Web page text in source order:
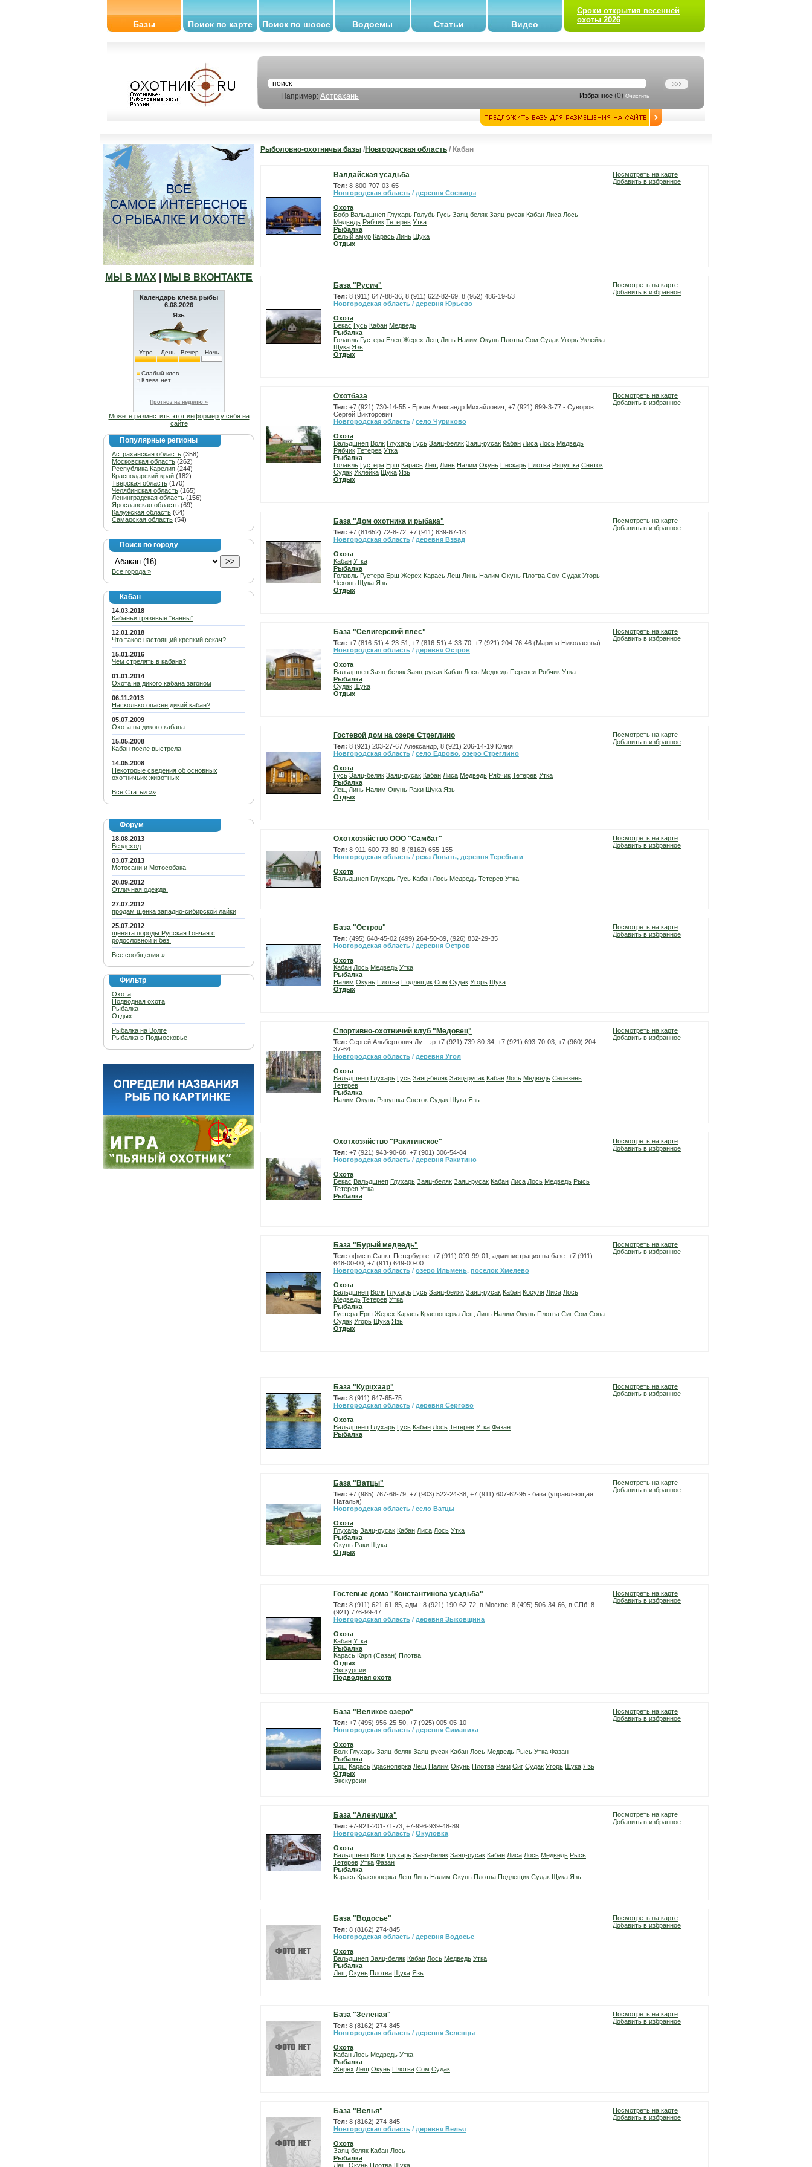
Базы Поиск по карте Поиск по шоссе Водоемы Статьи Видео
Сроки открытия весенней
охоты 2026
Например: Астрахань Избранное (0) Очистить
МЫ В МАХ МЫ В ВКОНТАКТЕ
Календарь клева рыбы
6.08.2026
Язь
Утро День Вечер Ночь
Слабый клев
Клева нет
Прогноз на неделю »
Можете разместить этот информер у себя на
сайте
Популярные регионы
Астраханская область (358)
Московская область (262)
Республика Карелия (244)
Краснодарский край (182)
Тверская область (170)
Челябинская область (165)
Ленинградская область (156)
Ярославская область (69)
Калужская область (64)
Самарская область (54)
Поиск по городу
Все города »
Кабан
14.03.2018
Кабаньи грязевые "ванны"
12.01.2018
Что такое настоящий крепкий секач?
15.01.2016
Чем стрелять в кабана?
01.01.2014
Охота на дикого кабана загоном
06.11.2013
Насколько опасен дикий кабан?
05.07.2009
Охота на дикого кабана
15.05.2008
Кабан после выстрела
14.05.2008
Некоторые сведения об основных
охотничьих животных
Все Статьи »»
Форум
18.08.2013
Вездеход
03.07.2013
Мотосани и Мотособака
20.09.2012
Отличная одежда.
27.07.2012
продам щенка западно-сибирской лайки
25.07.2012
щенята породы Русская Гончая с
родословной и без.
Все сообщения »
Фильтр
Охота
Подводная охота
Рыбалка
Отдых
Рыбалка на Волге
Рыбалка в Подмосковье
Рыболовно-охотничьи базы /Новгородская область / Кабан
Валдайская усадьба
Тел: 8-800-707-03-65
Новгородская область / деревня Сосницы
Охота
Бобр Вальдшнеп Глухарь Голубь Гусь Заяц-беляк Заяц-русак Кабан Лиса Лось
Медведь Рябчик Тетерев Утка
Рыбалка
Белый амур Карась Линь Щука
Отдых
Посмотреть на карте
Добавить в избранное
База "Русич"
Тел: 8 (911) 647-88-36, 8 (911) 622-82-69, 8 (952) 486-19-53
Новгородская область / деревня Юрьево
Охота
Бекас Гусь Кабан Медведь
Рыбалка
Голавль Густера Елец Жерех Лещ Линь Налим Окунь Плотва Сом Судак Угорь Уклейка
Щука Язь
Отдых
Посмотреть на карте
Добавить в избранное
Охотбаза
Тел: +7 (921) 730-14-55 - Еркин Александр Михайлович, +7 (921) 699-3-77 - Суворов
Сергей Викторович
Новгородская область / село Чуриково
Охота
Вальдшнеп Волк Глухарь Гусь Заяц-беляк Заяц-русак Кабан Лиса Лось Медведь
Рябчик Тетерев Утка
Рыбалка
Голавль Густера Ерш Карась Лещ Линь Налим Окунь Пескарь Плотва Ряпушка Снеток
Судак Уклейка Щука Язь
Отдых
Посмотреть на карте
Добавить в избранное
База "Дом охотника и рыбака"
Тел: +7 (81652) 72-8-72, +7 (911) 639-67-18
Новгородская область / деревня Взвад
Охота
Кабан Утка
Рыбалка
Голавль Густера Ерш Жерех Карась Лещ Линь Налим Окунь Плотва Сом Судак Угорь
Чехонь Щука Язь
Отдых
Посмотреть на карте
Добавить в избранное
База "Селигерский плёс"
Тел: +7 (816-51) 4-23-51, +7 (816-51) 4-33-70, +7 (921) 204-76-46 (Марина Николаевна)
Новгородская область / деревня Остров
Охота
Вальдшнеп Заяц-беляк Заяц-русак Кабан Лось Медведь Перепел Рябчик Утка
Рыбалка
Судак Щука
Отдых
Посмотреть на карте
Добавить в избранное
Гостевой дом на озере Стреглино
Тел: 8 (921) 203-27-67 Александр, 8 (921) 206-14-19 Юлия
Новгородская область / село Едрово, озеро Стреглино
Охота
Гусь Заяц-беляк Заяц-русак Кабан Лиса Медведь Рябчик Тетерев Утка
Рыбалка
Лещ Линь Налим Окунь Раки Щука Язь
Отдых
Посмотреть на карте
Добавить в избранное
Охотхозяйство ООО "Самбат"
Тел: 8-911-600-73-80, 8 (8162) 655-155
Новгородская область / река Ловать, деревня Теребыни
Охота
Вальдшнеп Глухарь Гусь Кабан Лось Медведь Тетерев Утка
Посмотреть на карте
Добавить в избранное
База "Остров"
Тел: (495) 648-45-02 (499) 264-50-89, (926) 832-29-35
Новгородская область / деревня Остров
Охота
Кабан Лось Медведь Утка
Рыбалка
Налим Окунь Плотва Подлещик Сом Судак Угорь Щука
Отдых
Посмотреть на карте
Добавить в избранное
Спортивно-охотничий клуб "Медовец"
Тел: Сергей Альбертович Луттэр +7 (921) 739-80-34, +7 (921) 693-70-03, +7 (960) 204-
37-64
Новгородская область / деревня Угол
Охота
Вальдшнеп Глухарь Гусь Заяц-беляк Заяц-русак Кабан Лось Медведь Селезень
Тетерев
Рыбалка
Налим Окунь Ряпушка Снеток Судак Щука Язь
Посмотреть на карте
Добавить в избранное
Охотхозяйство "Ракитинское"
Тел: +7 (921) 943-90-68, +7 (901) 306-54-84
Новгородская область / деревня Ракитино
Охота
Бекас Вальдшнеп Глухарь Заяц-беляк Заяц-русак Кабан Лиса Лось Медведь Рысь
Тетерев Утка
Рыбалка
Посмотреть на карте
Добавить в избранное
База "Бурый медведь"
Тел: офис в Санкт-Петербурге: +7 (911) 099-99-01, администрация на базе: +7 (911)
648-00-00, +7 (911) 649-00-00
Новгородская область / озеро Ильмень, поселок Хмелево
Охота
Вальдшнеп Волк Глухарь Гусь Заяц-беляк Заяц-русак Кабан Косуля Лиса Лось
Медведь Тетерев Утка
Рыбалка
Густера Ерш Жерех Карась Красноперка Лещ Линь Налим Окунь Плотва Сиг Сом Сопа
Судак Угорь Щука Язь
Отдых
Посмотреть на карте
Добавить в избранное
База "Курцхаар"
Тел: 8 (911) 647-65-75
Новгородская область / деревня Сергово
Охота
Вальдшнеп Глухарь Гусь Кабан Лось Тетерев Утка Фазан
Рыбалка
Посмотреть на карте
Добавить в избранное
База "Ватцы"
Тел: +7 (985) 767-66-79, +7 (903) 522-24-38, +7 (911) 607-62-95 - база (управляющая
Наталья)
Новгородская область / село Ватцы
Охота
Глухарь Заяц-русак Кабан Лиса Лось Утка
Рыбалка
Окунь Раки Щука
Отдых
Посмотреть на карте
Добавить в избранное
Гостевые дома "Константинова усадьба"
Тел: 8 (911) 621-61-85, адм.: 8 (921) 190-62-72, в Москве: 8 (495) 506-34-66, в СПб: 8
(921) 776-99-47
Новгородская область / деревня Зыковщина
Охота
Кабан Утка
Рыбалка
Карась Карп (Сазан) Плотва
Отдых
Экскурсии
Подводная охота
Посмотреть на карте
Добавить в избранное
База "Великое озеро"
Тел: +7 (495) 956-25-50, +7 (925) 005-05-10
Новгородская область / деревня Симаниха
Охота
Волк Глухарь Заяц-беляк Заяц-русак Кабан Лось Медведь Рысь Утка Фазан
Рыбалка
Ерш Карась Красноперка Лещ Налим Окунь Плотва Раки Сиг Судак Угорь Щука Язь
Отдых
Экскурсии
Посмотреть на карте
Добавить в избранное
База "Аленушка"
Тел: +7-921-201-71-73, +7-996-939-48-89
Новгородская область / Окуловка
Охота
Вальдшнеп Волк Глухарь Заяц-беляк Заяц-русак Кабан Лиса Лось Медведь Рысь
Тетерев Утка Фазан
Рыбалка
Карась Красноперка Лещ Линь Налим Окунь Плотва Подлещик Судак Щука Язь
Посмотреть на карте
Добавить в избранное
База "Водосье"
Тел: 8 (8162) 274-845
Новгородская область / деревня Водосье
Охота
Вальдшнеп Заяц-беляк Кабан Лось Медведь Утка
Рыбалка
Лещ Окунь Плотва Щука Язь
Посмотреть на карте
Добавить в избранное
База "Зеленая"
Тел: 8 (8162) 274-845
Новгородская область / деревня Зеленцы
Охота
Кабан Лось Медведь Утка
Рыбалка
Жерех Лещ Окунь Плотва Сом Судак
Посмотреть на карте
Добавить в избранное
База "Велья"
Тел: 8 (8162) 274-845
Новгородская область / деревня Велья
Охота
Заяц-беляк Кабан Лось
Рыбалка
Лещ Окунь Плотва Щука
Посмотреть на карте
Добавить в избранное